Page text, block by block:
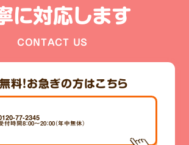
に対応します
CONTACT US
料！お急ぎの方はこちら
77-2345
付時間8：00～20：00（年中無休）